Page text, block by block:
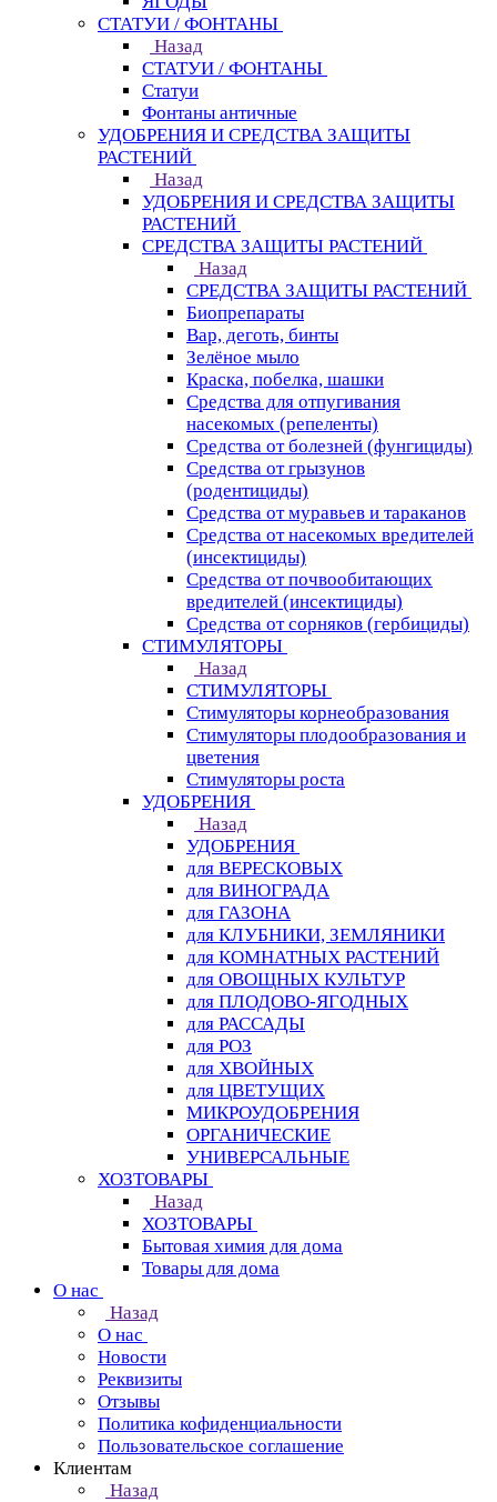
СТАТУИ / ФОНТАНЫ
Назад
СТАТУИ / ФОНТАНЫ
Статуи
Фонтаны античные
УДОБРЕНИЯ И СРЕДСТВА ЗАЩИТЫ
РАСТЕНИЙ
Назад
УДОБРЕНИЯ И СРЕДСТВА ЗАЩИТЫ
РАСТЕНИЙ
СРЕДСТВА ЗАЩИТЫ РАСТЕНИЙ
Назад
СРЕДСТВА ЗАЩИТЫ РАСТЕНИЙ
Биопрепараты
Вар, деготь, бинты
Зелёное мыло
Краска, побелка, шашки
Средства для отпугивания
насекомых (репеленты)
Средства от болезней (фунгициды)
Средства от грызунов
(родентициды)
Средства от муравьев и тараканов
Средства от насекомых вредителей
(инсектициды)
Средства от почвообитающих
вредителей (инсектициды)
Средства от сорняков (гербициды)
СТИМУЛЯТОРЫ
Назад
СТИМУЛЯТОРЫ
Стимуляторы корнеобразования
Стимуляторы плодообразования и
цветения
Стимуляторы роста
УДОБРЕНИЯ
Назад
УДОБРЕНИЯ
для ВЕРЕСКОВЫХ
для ВИНОГРАДА
для ГАЗОНА
для КЛУБНИКИ, ЗЕМЛЯНИКИ
для КОМНАТНЫХ РАСТЕНИЙ
для ОВОЩНЫХ КУЛЬТУР
для ПЛОДОВО-ЯГОДНЫХ
для РАССАДЫ
для РОЗ
для ХВОЙНЫХ
для ЦВЕТУЩИХ
МИКРОУДОБРЕНИЯ
ОРГАНИЧЕСКИЕ
УНИВЕРСАЛЬНЫЕ
ХОЗТОВАРЫ
Назад
ХОЗТОВАРЫ
Бытовая химия для дома
Товары для дома
О нас
Назад
О нас
Новости
Реквизиты
Отзывы
Политика кофиденциальности
Пользовательское соглашение
Клиентам
Назад